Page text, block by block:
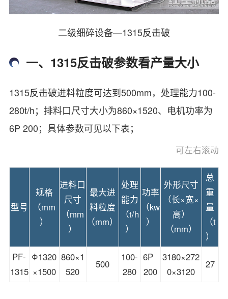
二级细碎设备—1315反击破
一、1315反击破参数看产量大小
1315反击破进料粒度可达到500mm，处理能力100-
280t/h；排料口尺寸大小为860×1520、电机功率为
6P 200；具体参数可见以下表；
型号
规格
（mm
）
进料口
尺寸
（mm
）
最大进
料粒度
（mm）
处理
能力
（t/h
）
功率
（kw
）
外形尺寸
（长×宽×
高）
（mm）
总
重
量
（t
）
PF-
1315
Φ1320
×1500
860×1
520
500
100-
280
6P
200
3180×272
0×3120
27